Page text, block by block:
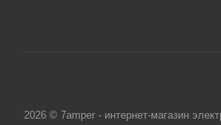
2026 © 7amper - интернет-магазин